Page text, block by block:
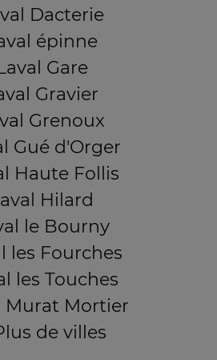
Dacterie
épinne
Gare
Gravier
Grenoux
Gué d'Orger
Haute Follis
Hilard
le Bourny
les Fourches
les Touches
Murat Mortier
de villes